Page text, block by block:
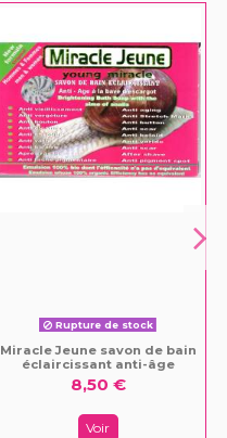
Rupture de stock
Miracle Jeune savon de bain
éclaircissant anti-âge
8,50 €
Voir